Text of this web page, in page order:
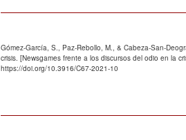
Gómez-García, S., Paz-Rebollo, M., & Cabeza-San-
crisis. [Newsgames frente a los discursos del odio en la
https://doi.org/10.3916/C67-2021-10